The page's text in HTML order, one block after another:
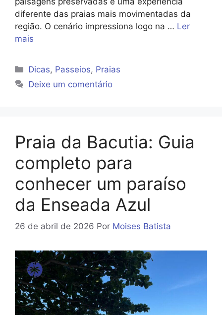
diferente das praias mais movimentadas da
região. O cenário impressiona logo na … Ler
mais
Categorias
Dicas, Passeios, Praias
Deixe um comentário
Praia da Bacutia: Guia
completo para
conhecer um paraíso
da Enseada Azul
26 de abril de 2026 Por Moises Batista